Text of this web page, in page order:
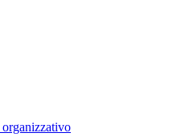
organizzativo